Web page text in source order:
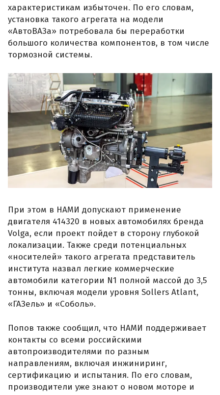
характеристикам избыточен. По его словам,
установка такого агрегата на модели
«АвтоВАЗа» потребовала бы переработки
большого количества компонентов, в том числе
тормозной системы.
При этом в НАМИ допускают применение
двигателя 414320 в новых автомобилях бренда
Volga, если проект пойдет в сторону глубокой
локализации. Также среди потенциальных
«носителей» такого агрегата представитель
института назвал легкие коммерческие
автомобили категории N1 полной массой до 3,5
тонны, включая модели уровня Sollers Atlant,
«ГАЗель» и «Соболь».
Попов также сообщил, что НАМИ поддерживает
контакты со всеми российскими
автопроизводителями по разным
направлениям, включая инжиниринг,
сертификацию и испытания. По его словам,
производители уже знают о новом моторе и